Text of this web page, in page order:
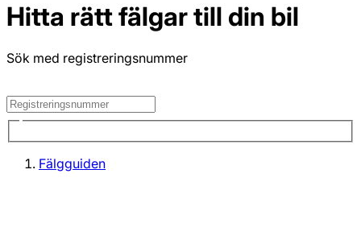
Hitta rätt fälgar till din bil
Sök med registreringsnummer
Fälgguiden